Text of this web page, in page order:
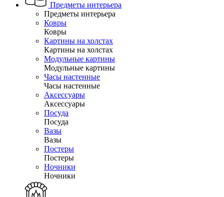
Предметы интерьера
Предметы интерьера
Ковры
Ковры
Картины на холстах
Картины на холстах
Модульные картины
Модульные картины
Часы настенные
Часы настенные
Аксессуары
Аксессуары
Посуда
Посуда
Вазы
Вазы
Постеры
Постеры
Ночники
Ночники